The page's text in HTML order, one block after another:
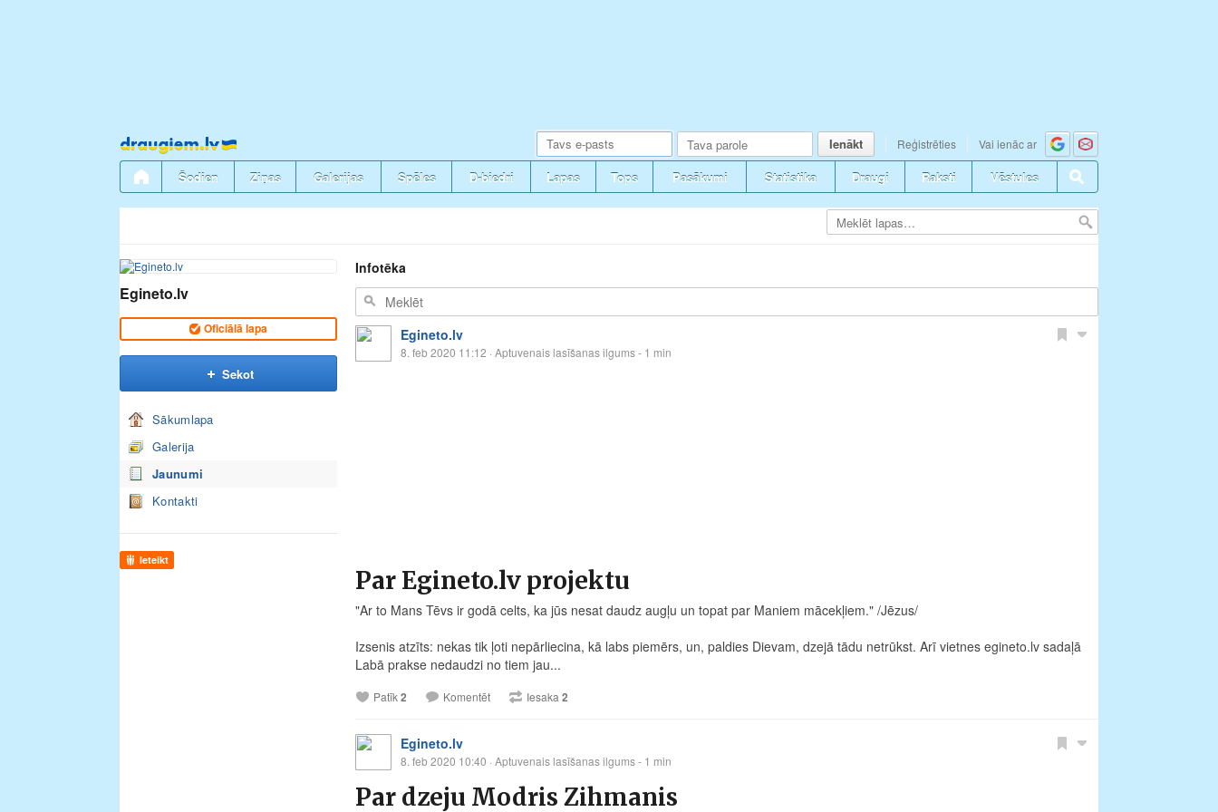
Pāriet
uz
saturu
Ienākt Reģistrēties Vai ienāc ar
Šodien Ziņas Galerijas Spēles D-biedri Lapas Tops Pasākumi Statistika Draugi Raksti Vēstules
Egineto.lv
Oficiālā lapa
Sekot
Sākumlapa
Galerija
Jaunumi
Kontakti
Ieteikt
Infotēka
Egineto.lv
8. feb 2020 11:12 · Aptuvenais lasīšanas ilgums - 1 min
Par Egineto.lv projektu
"Ar to Mans Tēvs ir godā celts, ka jūs nesat daudz augļu un topat par Maniem mācekļiem." /Jēzus/
Izsenis atzīts: nekas tik ļoti nepārliecina, kā labs piemērs, un, paldies Dievam, dzejā tādu netrūkst. Arī vietnes egineto.lv sadaļā
Labā prakse nedaudzi no tiem jau...
Patīk2 Komentēt Iesaka 2
Egineto.lv
8. feb 2020 10:40 · Aptuvenais lasīšanas ilgums - 1 min
Par dzeju Modris Zihmanis